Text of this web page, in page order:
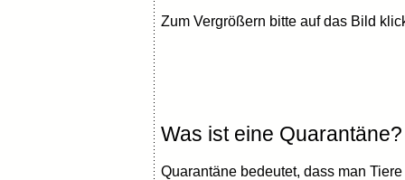
Zum Vergrößern bitte auf das Bild
Was ist eine Quarantäne?
Quarantäne bedeutet, dass man